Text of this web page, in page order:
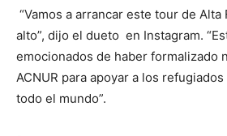
“Vamos a arrancar este tour de
alto”, dijo el dueto en Instagram.
emocionados de haber formalizado
ACNUR para apoyar a los
todo el mundo”.